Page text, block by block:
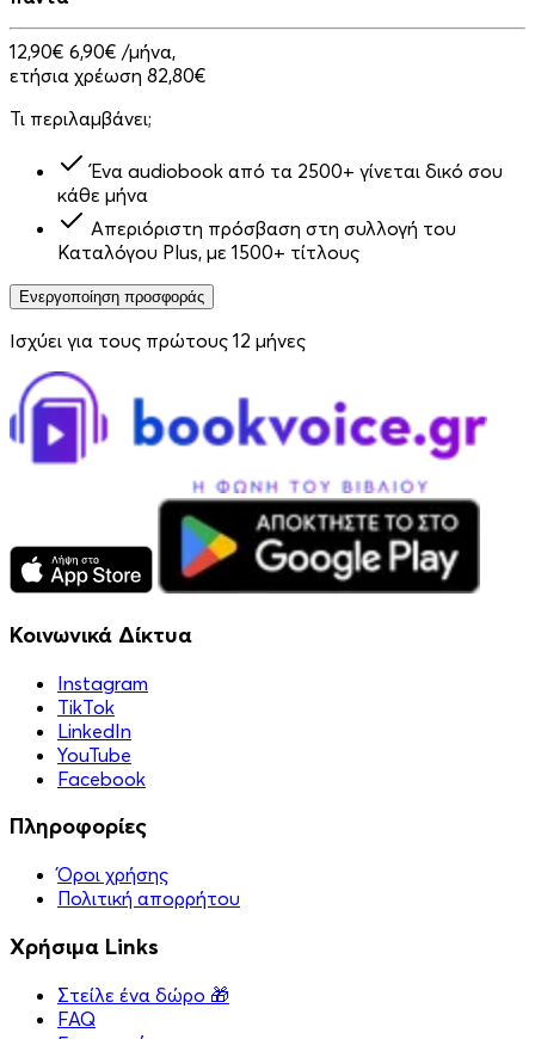
12,90€ 6,90€ /μήνα,
ετήσια χρέωση 82,80€
Τι περιλαμβάνει;
Ένα audiobook από τα 2500+ γίνεται δικό σου
κάθε μήνα
Απεριόριστη πρόσβαση στη συλλογή του
Καταλόγου Plus, με 1500+ τίτλους
Ενεργοποίηση προσφοράς
Ισχύει για τους πρώτους 12 μήνες
Κοινωνικά Δίκτυα
Instagram
TikTok
LinkedIn
YouTube
Facebook
Πληροφορίες
Όροι χρήσης
Πολιτική απορρήτου
Χρήσιμα Links
Στείλε ένα δώρο 🎁
FAQ